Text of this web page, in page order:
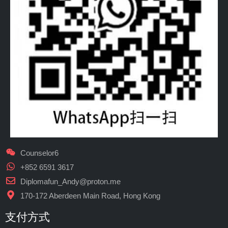
Counselor6
+852 6591 3617
Diplomafun_Andy@proton.me
170-172 Aberdeen Main Road, Hong Kong
支付方式